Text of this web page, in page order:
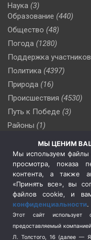
Наука (3)
Образование (440)
Общество (48)
Погода (1280)
Поддержка
Политика (4397)
Природа (16)
Происшествия (4530)
Путь к Победе (3)
Районы (1)
(510)
Сельское хозяйство (3)
Социальная политика
Спецоперация в Украине
Спецоперация на
Спорт (740)
Терроризм (1)
МЫ ЦЕНИМ
Мы используем файлы
просмотра, показа
контента, а также
«Принять все», вы
файлов cookie, и
конфиденциальности.
Этот сайт использует
предоставляемый
Л. Толстого, 16 (далее —